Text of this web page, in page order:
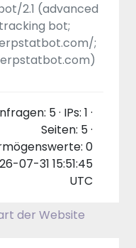
2.1 (advanced
bot;
;
5 · IPs: 1 ·
Seiten: 5 ·
0
07-31 15:51:45
UTC
der Website